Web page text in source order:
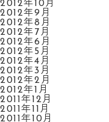
2012年10月
2012年9月
2012年8月
2012年7月
2012年6月
2012年5月
2012年4月
2012年3月
2012年2月
2012年1月
2011年12月
2011年11月
2011年10月